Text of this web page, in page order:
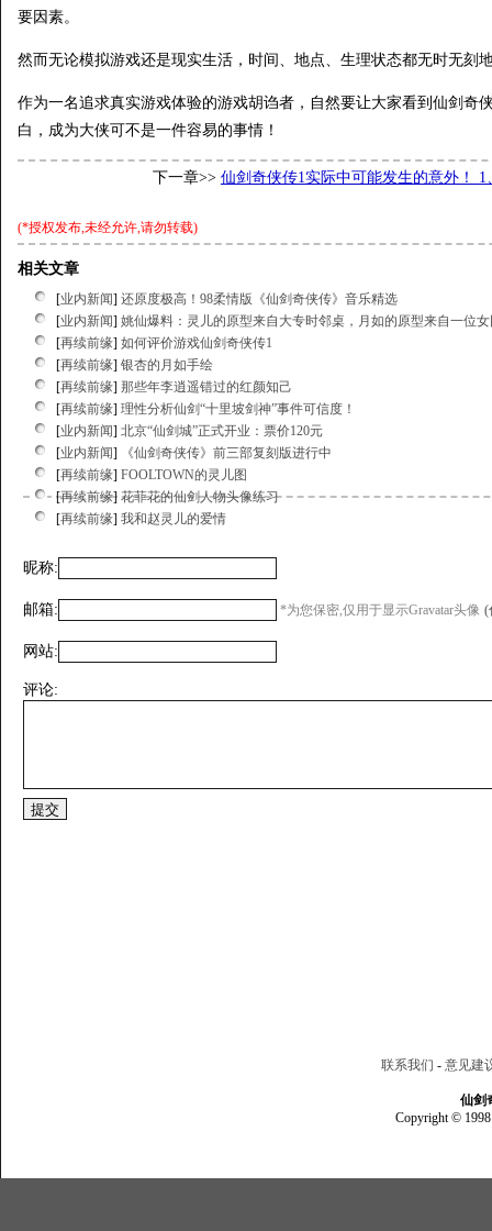
要因素。
然而无论模拟游戏还是现实生活，时间、地点、生理状态都无时无刻
作为一名追求真实游戏体验的游戏胡诌者，自然要让大家看到仙剑奇
白，成为大侠可不是一件容易的事情！
下一章>> 仙剑奇侠传1实际中可能发生的意外！
(*授权发布,未经允许,请勿转载)
相关文章
[业内新闻] 还原度极高！98柔情版《仙剑奇侠传》音乐精选
[业内新闻] 姚仙爆料：灵儿的原型来自大专时邻桌，月如的原型来自一位
[再续前缘] 如何评价游戏仙剑奇侠传1
[再续前缘] 银杏的月如手绘
[再续前缘] 那些年李逍遥错过的红颜知己
[再续前缘] 理性分析仙剑“十里坡剑神”事件可信度！
[业内新闻] 北京“仙剑城”正式开业：票价120元
[业内新闻]
《仙剑奇侠传》前三部复刻版进行中
[再续前缘] FOOLTOWN的灵儿图
[再续前缘] 花菲花的仙剑人物头像练习
[再续前缘] 我和赵灵儿的爱情
昵称:
邮箱: *为您保密,仅用于显示Gravatar头像 (
网站:
评论:
联系我们 - 意见建
仙剑
Copyright © 1998